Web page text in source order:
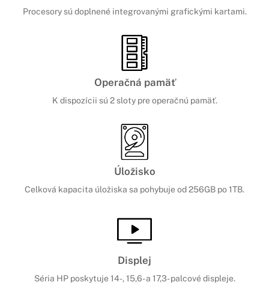
Procesory sú doplnené integrovanými grafickými kartami.
Operačná pamäť
K dispozícii sú 2 sloty pre operačnú pamäť.
Úložisko
Celková kapacita úložiska sa pohybuje od 256GB po 1TB.
Displej
Séria HP poskytuje 14-, 15,6- a 17,3- palcové displeje.